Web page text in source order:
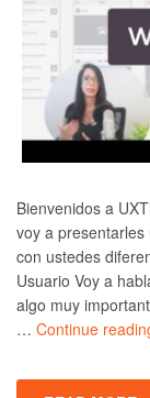
Bienvenidos a
voy a
con ustedes
Usuario Voy a
algo muy
… Continue